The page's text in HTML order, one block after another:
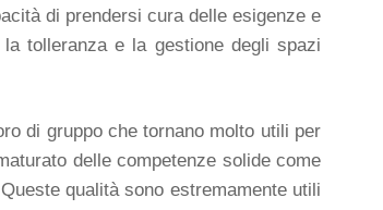
di prendersi cura delle esigenze e
tolleranza e la gestione degli spazi
di gruppo che tornano molto utili per
delle competenze solide come
qualità sono estremamente utili